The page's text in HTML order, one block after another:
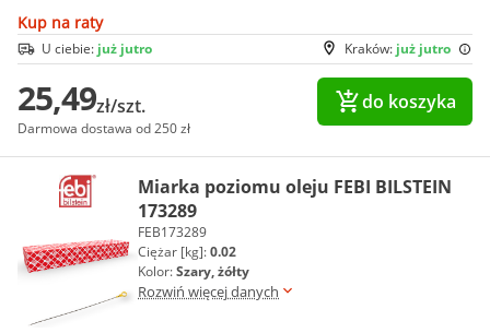
Kup na raty
Kraków: już jutro
U ciebie: już jutro
25,49zł/szt.
Darmowa dostawa od 250 zł
do koszyka
Miarka poziomu oleju FEBI BILSTEIN
173289
FEB173289
Ciężar [kg]:0.02
Kolor:Szary, żółty
Rozwiń więcej danych